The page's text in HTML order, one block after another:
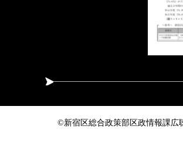
©新宿区総合政策部区政情報課広